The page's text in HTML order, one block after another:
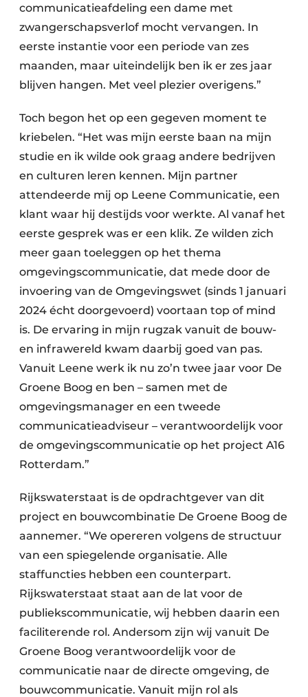
communicatieafdeling een dame met
zwangerschapsverlof mocht vervangen. In
eerste instantie voor een periode van zes
maanden, maar uiteindelijk ben ik er zes jaar
blijven hangen. Met veel plezier overigens.”
Toch begon het op een gegeven moment te
kriebelen. “Het was mijn eerste baan na mijn
studie en ik wilde ook graag andere bedrijven
en culturen leren kennen. Mijn partner
attendeerde mij op Leene Communicatie, een
klant waar hij destijds voor werkte. Al vanaf het
eerste gesprek was er een klik. Ze wilden zich
meer gaan toeleggen op het thema
omgevingscommunicatie, dat mede door de
invoering van de Omgevingswet (sinds 1 januari
2024 écht doorgevoerd) voortaan top of mind
is. De ervaring in mijn rugzak vanuit de bouw-
en infrawereld kwam daarbij goed van pas.
Vanuit Leene werk ik nu zo’n twee jaar voor De
Groene Boog en ben – samen met de
omgevingsmanager en een tweede
communicatieadviseur – verantwoordelijk voor
de omgevingscommunicatie op het project A16
Rotterdam.”
Rijkswaterstaat is de opdrachtgever van dit
project en bouwcombinatie De Groene Boog de
aannemer. “We opereren volgens de structuur
van een spiegelende organisatie. Alle
staffuncties hebben een counterpart.
Rijkswaterstaat staat aan de lat voor de
publiekscommunicatie, wij hebben daarin een
faciliterende rol. Andersom zijn wij vanuit De
Groene Boog verantwoordelijk voor de
communicatie naar de directe omgeving, de
bouwcommunicatie. Vanuit mijn rol als